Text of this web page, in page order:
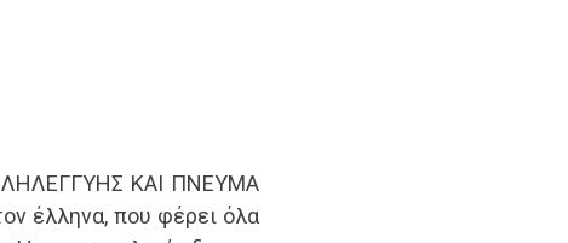
ΚΑΙ ΠΝΕΥΜΑ
έλληνα, που φέρει όλα